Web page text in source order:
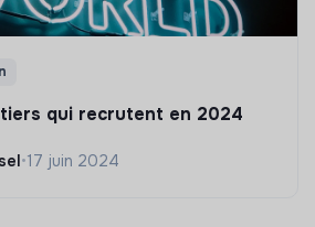
qui recrutent en 2024
•17 juin 2024